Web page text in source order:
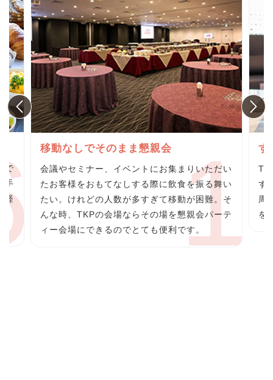
で
手
軽
移動なしでそのまま懇親会
会議やセミナー、イベントにお集まりいただい
たお客様をおもてなしする際に飲食を振る舞い
たい。けれどの人数が多すぎて移動が困難。そ
んな時、TKPの会場ならその場を懇親会パーテ
ィー会場にできるのでとても便利です。
す
す
周
を